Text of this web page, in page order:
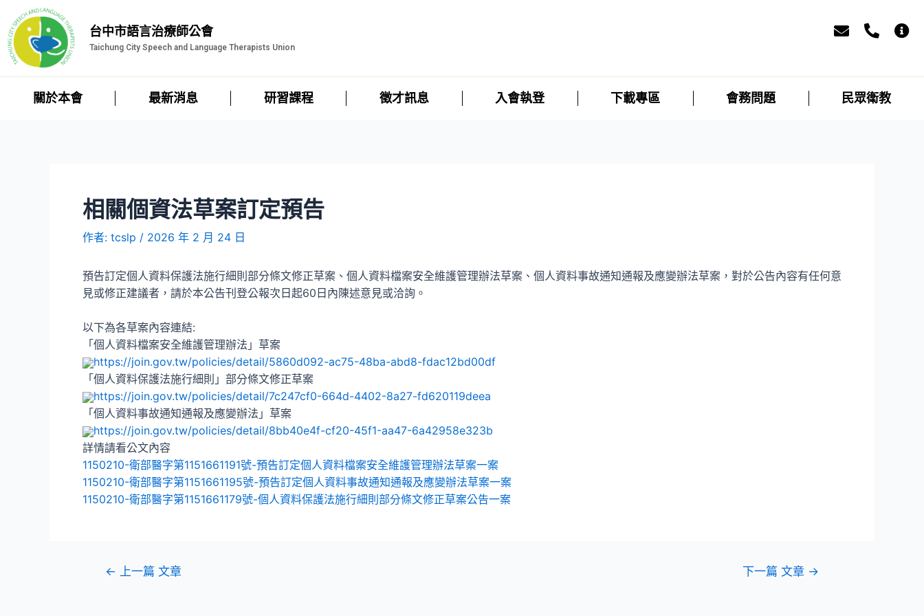
台中市語言治療師公會
Taichung City Speech and Language Therapists Union
關於本會 最新消息 研習課程 徵才訊息 入會執登 下載專區 會務問題 民眾衛教
相關個資法草案訂定預告
作者: tcslp / 2026 年 2 月 24 日
預告訂定個人資料保護法施行細則部分條文修正草案、個人資料檔案安全維護管理辦法草案、個人資料事故通知通報及應變辦法草案，對於公告內容有任何意
見或修正建議者， 請於本公告刊登公報次日起60日內陳述意見或洽詢。
以下為各草案內容連結:
「個人資料檔案安全維護管理辦法」草案
https://join.gov.tw/policies/detail/5860d092-ac75-48ba-abd8-fdac12bd00df
「個人資料保護法施行細則」部分條文修正草案
https://join.gov.tw/policies/detail/7c247cf0-664d-4402-8a27-fd620119deea
「個人資料事故通知通報及應變辦法」草案
https://join.gov.tw/policies/detail/8bb40e4f-cf20-45f1-aa47-6a42958e323b
詳情請看公文內容
1150210-衛部醫字第1151661191號-預告訂定個人資料檔案安全維護管理辦法草案一案
1150210-衛部醫字第1151661195號-預告訂定個人資料事故通知通報及應變辦法草案一案
1150210-衛部醫字第1151661179號-個人資料保護法施行細則部分條文修正草案公告一案
← 上一篇 文章 下一篇 文章 →